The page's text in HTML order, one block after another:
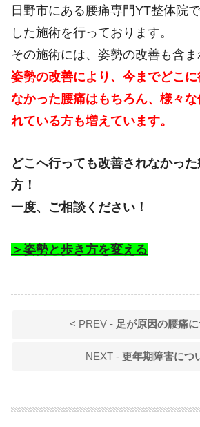
日野市にある腰痛専門YT整体院
した施術を行っております。
その施術には、姿勢の改善も含ま
姿勢の改善により、今までどこ
なかった腰痛はもちろん、様々
れている方も増えています。
どこへ行っても改善されなかっ
方！
一度、ご相談ください！
＞姿勢と歩き方を変える
< PREV - 足が原因の腰痛に
NEXT - 更年期障害につ